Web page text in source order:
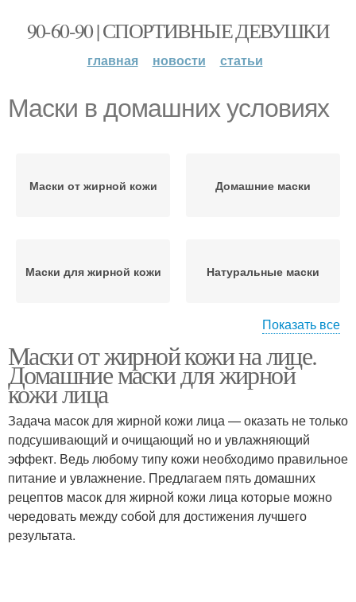
90-60-90 | СПОРТИВНЫЕ ДЕВУШКИ
главная новости статьи
Маски в домашних условиях
Маски от жирной кожи Домашние маски
Маски для жирной кожи Натуральные маски
Маска для жирной кожи Питательная маска
Маски для сухой кожи
Маски для нормальной
кожи
Тканевые маски
Показать все
Маски от жирной кожи на лице.
Домашние маски для жирной
кожи лица
Задача масок для жирной кожи лица — оказать не только
подсушивающий и очищающий но и увлажняющий
эффект. Ведь любому типу кожи необходимо правильное
питание и увлажнение. Предлагаем пять домашних
рецептов масок для жирной кожи лица которые можно
чередовать между собой для достижения лучшего
результата.